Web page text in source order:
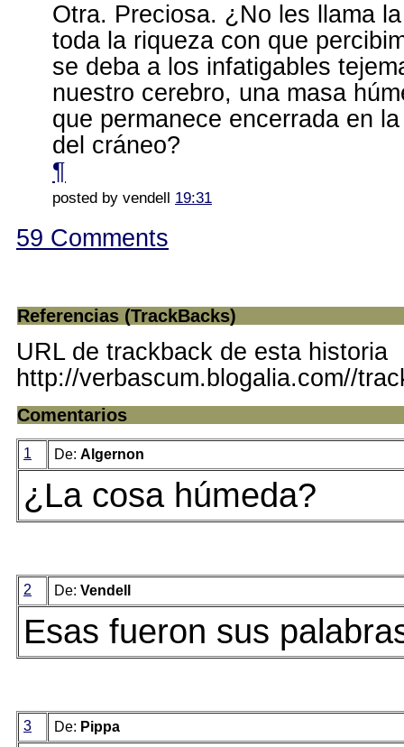
Otra. Preciosa. ¿No les llama
toda la riqueza con que
se deba a los infatigables
nuestro cerebro, una masa
que permanece encerrada en
del cráneo?
¶
posted by vendell 19:31
59 Comments
Referencias (TrackBacks)
URL de trackback de esta historia
http://verbascum.blogalia.com//
Comentarios
1 De: Algernon
¿La cosa húmeda?
2 De: Vendell
Esas fueron sus
3 De: Pippa